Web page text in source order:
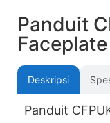
Panduit
Deskripsi
Panduit